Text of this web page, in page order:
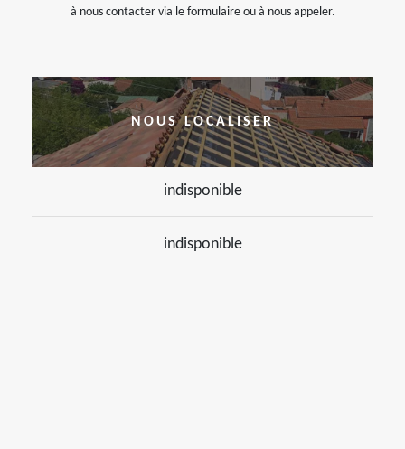
à nous contacter via le formulaire ou à nous appeler.
NOUS LOCALISER
indisponible
indisponible